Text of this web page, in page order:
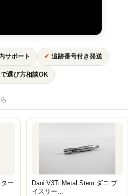
ド）
ーヘル）
サポート ✔ 追跡番号付き発送
選び方相談OK
ー
Dani V3Ti Metal Stem ダニ ブ
イスリー…